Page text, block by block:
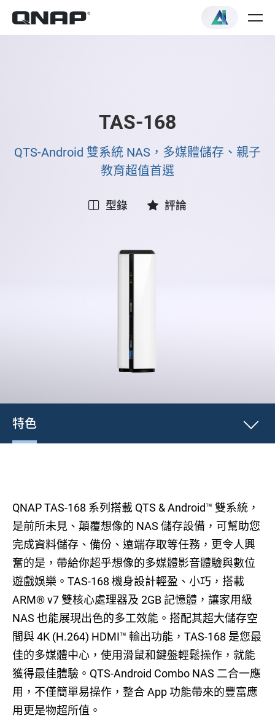
TAS-168
QTS-Android 雙系統 NAS，多媒體儲存、親子
教育超值首選
型錄 評論
特色
QNAP TAS-168 系列搭載 QTS & Android™ 雙系統，
是前所未見、顛覆想像的 NAS 儲存設備，可幫助您
完成資料儲存、備份、遠端存取等任務，更令人興
奮的是，帶給你超乎想像的多媒體影音體驗與數位
遊戲娛樂。TAS-168 機身設計輕盈、小巧，搭載
ARM® v7 雙核心處理器及 2GB 記憶體，讓家用級
NAS 也能展現出色的多工效能。搭配其超大儲存空
間與 4K (H.264) HDMI™ 輸出功能，TAS-168 是您最
佳的多媒體中心，使用滑鼠和鍵盤輕鬆操作，就能
獲得最佳體驗。QTS-Android Combo NAS 二合一應
用，不僅簡單易操作，整合 App 功能帶來的豐富應
用更是物超所值。